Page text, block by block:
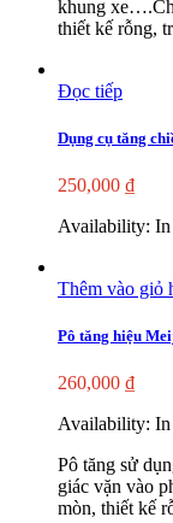
khung
thiết kế rỗng,
Đọc tiếp
Dụng cụ tăng
250,000 ₫
Availability: In
Thêm vào giỏ
Pô tăng hiệu
260,000 ₫
Availability: In
Pô tăng sử
giác vặn vào
mòn, thiết kế